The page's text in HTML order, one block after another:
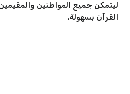
ليتمكن جميع المواطنين
القرآن بسهولة.